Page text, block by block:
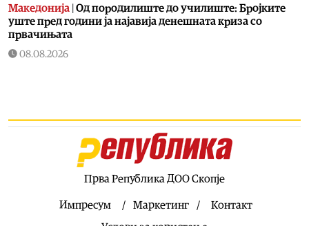
Македонија Од породилиште до училиште: Бројките
уште пред години ја најавија денешната криза со
првачињата
08.08.2026
Здравје|Над 240 случаи на вирусот Западен Нил во
Европа, 13 регистрирани во Македонија
Тргнал за Германија, па по неколку километри
08.08.2026
Прва Република ДОО Скопје
Импресум Маркетинг
Контакт